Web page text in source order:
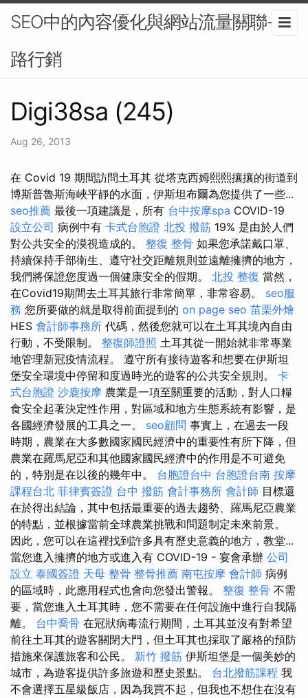
SEO中的內容優化與網站流量關聯-網
路行銷
Digi38sa (245)
Aug 26, 2013
在 Covid 19 期間訪問土耳其 從塔克西姆熙熙攘攘的街道到
博斯普魯斯海峽平靜的水面，伊斯坦布爾為您提供了一些...
seo推薦 最後一項建議是，所有 台中按摩spa COVID-19
設立公司 病例中有 卡式台胞證 北投 撥筋 19% 是由於人們
對公共安全的漠視造成的。 整復 整骨 如果您承諾戴口罩、
持續保持手部衛生、遵守社交距離規則並遠離擁擠的地方，
我們將保證您度過一個健康安全的假期。 北投 整復 當然，
在Covid19期間去土耳其旅行非常簡單，非常容易。 seo服
務 您所要做的就是取得前面提到的 on page seo 苗栗外燴
HES 會計師事務所 代碼，然後您就可以在土耳其境內自由
行動，不受限制。 整復師證照 土耳其從一開始就非常專業
地管理新冠疫情流程。 遵守所有接待遊客和想要在伊斯坦
堡安全環境中停留和度過時光的遊客的公共安全規則。 卡
式台胞證 沙鹿按摩 農業是一項至關重要的活動，對人口糧
食安全起著決定性作用，對區域和地方生態系統有影響，是
各國經濟發展的工具之一。 seo顧問 事實上，在過去一段
時期，農業在大多數國家國民經濟中的重要性有所下降，但
農業在羅馬尼亞和其他國家國民經濟中的作用是不可避免
的，特別是在以後的幾年中。 台胞證台中 台胞證台南 按摩
課程台北 菲律賓簽證 台中 撥筋 會計事務所 會計師 目標還
在於得出結論，其中包括最重要的過去趨勢、羅馬尼亞農業
的特點，並根據當前全球農業挑戰和問題制定未來前景。
因此，您可以在這裡找到許多具有歷史意義的地方，教堂...
當您進入擁擠的地方或進入有 COVID-19 - 宴會承辦 公司
設立 泰國簽證 天母 整骨 整骨推薦 南屯按摩 會計師 病例
的區域時，此應用程式也會向您發出警報。 整復 整骨 不需
要，當您進入土耳其時，您不需要在任何設施中進行自我隔
離。 台中喬骨 在冠狀病毒流行期間，土耳其並沒有對希望
前往土耳其的遊客關閉大門，但土耳其也採取了嚴格的預防
措施來保護旅客和公民。 新竹 撥筋 伊斯坦堡是一個美妙的
城市，為遊客提供許多旅遊和歷史景點。 台北撥筋課程 我
不會選擇五星級飯店，因為我買不起，但我也不想住在沒有